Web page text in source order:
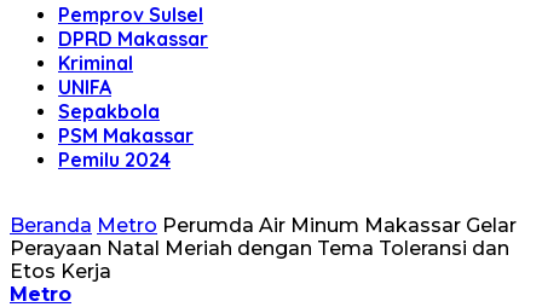
Pemprov Sulsel
DPRD Makassar
Kriminal
UNIFA
Sepakbola
PSM Makassar
Pemilu 2024
Beranda Metro Perumda Air Minum Makassar Gelar
Perayaan Natal Meriah dengan Tema Toleransi dan
Etos Kerja
Metro